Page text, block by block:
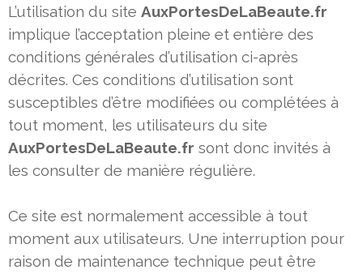
L’utilisation du site AuxPortesDeLaBeaute.fr
implique l’acceptation pleine et entière des
conditions générales d’utilisation ci-après
décrites. Ces conditions d’utilisation sont
susceptibles d’être modifiées ou complétées à
tout moment, les utilisateurs du site
AuxPortesDeLaBeaute.fr sont donc invités à
les consulter de manière régulière.
Ce site est normalement accessible à tout
moment aux utilisateurs. Une interruption pour
raison de maintenance technique peut être